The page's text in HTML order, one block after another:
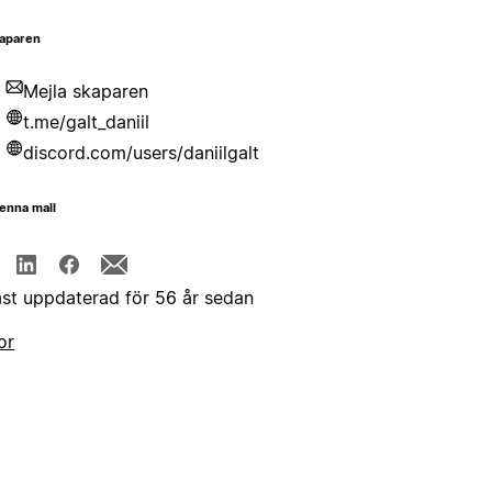
Mejla skaparen
t.me/galt_daniil
discord.com/users/daniilgalt
mall
uppdaterad för 56 år sedan